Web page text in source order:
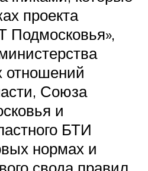
проекта
отношений
Союза
и
БТИ
нормах и